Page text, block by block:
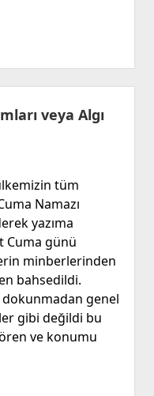
veya Algı
tüm
Namazı
yazıma
Cuma günü
minberlerinden
bahsedildi.
genel
gibi değildi bu
ve konumu